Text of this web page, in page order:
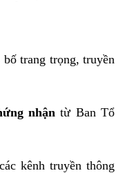
trang trọng, truyền
nhận từ Ban Tổ
kênh truyền thông